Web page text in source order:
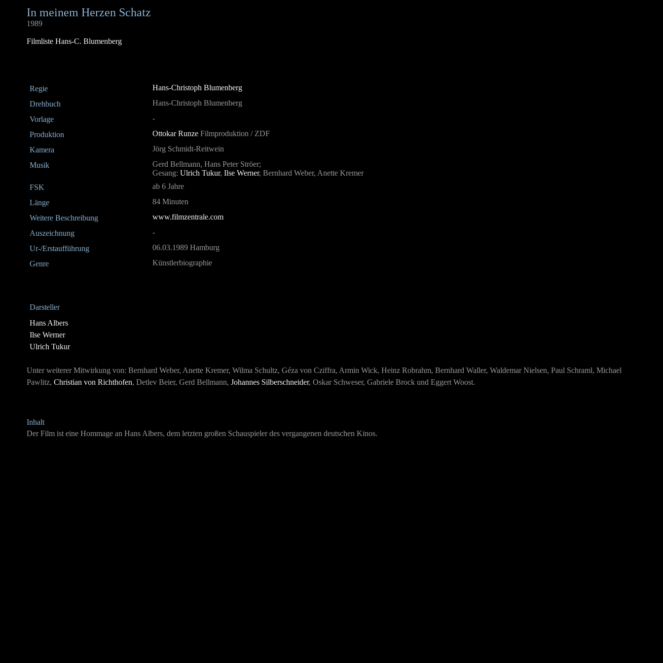
In meinem Herzen Schatz
1989
Filmliste Hans-C. Blumenberg
Regie
Hans-Christoph Blumenberg
Drehbuch
Hans-Christoph Blumenberg
Vorlage
-
Produktion
Ottokar Runze Filmproduktion / ZDF
Kamera
Jörg Schmidt-Reitwein
Musik
Gerd Bellmann, Hans Peter Ströer;
Gesang: Ulrich Tukur, Ilse Werner, Bernhard Weber, Anette Kremer
FSK
ab 6 Jahre
Länge
84 Minuten
Weitere Beschreibung
www.filmzentrale.com
Auszeichnung
-
Ur-/Erstaufführung
06.03.1989 Hamburg
Genre
Künstlerbiographie
Darsteller
Hans Albers
Ilse Werner
Ulrich Tukur
Unter weiterer Mitwirkung von: Bernhard Weber, Anette Kremer, Wilma Schultz, Géza von Cziffra, Armin Wick, Heinz Robrahm, Bernhard Waller, Waldemar Nielsen, Paul Schraml, Michael
Pawlitz, Christian von Richthofen, Detlev Beier, Gerd Bellmann, Johannes Silberschneider, Oskar Schweser, Gabriele Brock und Eggert Woost.
Inhalt
Der Film ist eine Hommage an Hans Albers, dem letzten großen Schauspieler des vergangenen deutschen Kinos.